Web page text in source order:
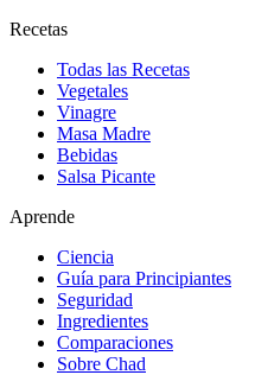
Recetas
Todas las Recetas
Vegetales
Vinagre
Masa Madre
Bebidas
Salsa Picante
Aprende
Ciencia
Guía para Principiantes
Seguridad
Ingredientes
Comparaciones
Sobre Chad